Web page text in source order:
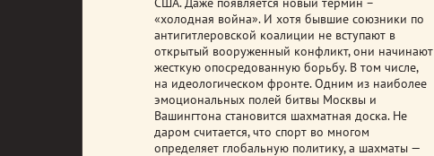
«холодная война». И хотя бывшие союзники по
антигитлеровской коалиции не вступают в
открытый вооруженный конфликт, они начинают
жесткую опосредованную борьбу. В том числе,
на идеологическом фронте. Одним из наиболее
эмоциональных полей битвы Москвы и
Вашингтона становится шахматная доска. Не
даром считается, что спорт во многом
определяет глобальную политику, а шахматы —